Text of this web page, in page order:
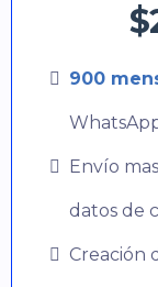
900
Envío
datos de
Creación